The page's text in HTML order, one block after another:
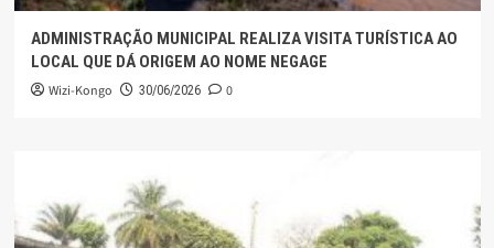
ADMINISTRAÇÃO MUNICIPAL REALIZA VISITA TURÍSTICA AO
LOCAL QUE DÁ ORIGEM AO NOME NEGAGE
Wizi-Kongo 30/06/2026 0